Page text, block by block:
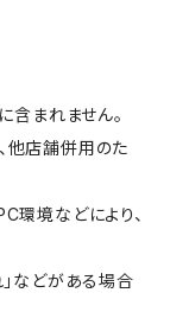
まれません。
他店舗併用のた
環境などにより、
などがある場合